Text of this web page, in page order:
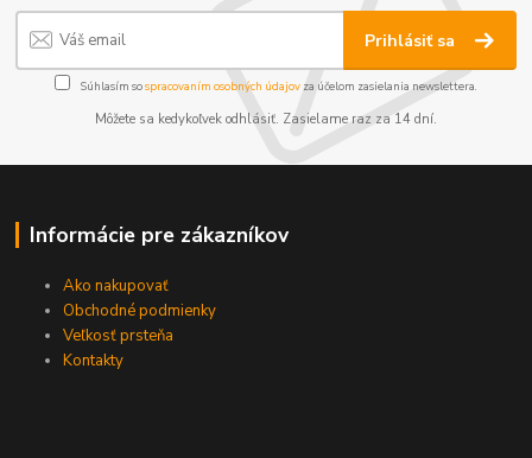
Prihlásiť sa
Súhlasím sospracovaním osobných údajov za účelom zasielania newslettera.
Môžete sa kedykoľvek odhlásiť. Zasielame raz za 14 dní.
Informácie pre zákazníkov
Ako nakupovať
Obchodné podmienky
Veľkosť prsteňa
Kontakty